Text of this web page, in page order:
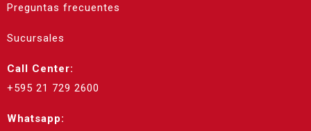
Preguntas frecuentes
Sucursales
Call Center:
+595 21 729 2600
Whatsapp: